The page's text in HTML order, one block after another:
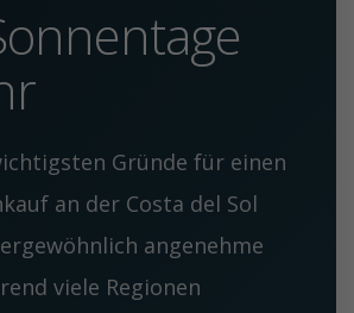
Gründe für einen
an der Costa del Sol
angenehme
viele Regionen